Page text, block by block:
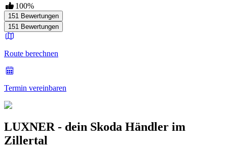
100%
151 Bewertungen
151 Bewertungen
Route berechnen
Termin vereinbaren
LUXNER - dein Skoda Händler im
Zillertal